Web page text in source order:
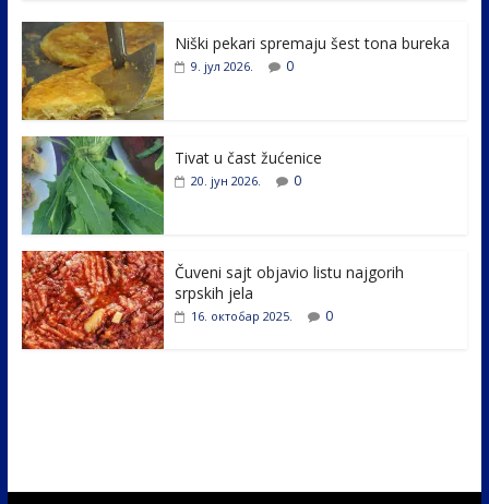
e
b
o
o
k
itt
er e
er
e
Niški pekari spremaju šest tona bureka
9. јул 2026. 0
Tivat u čast žućenice
20. јун 2026. 0
Čuveni sajt objavio listu najgorih
srpskih jela
16. октобар 2025. 0